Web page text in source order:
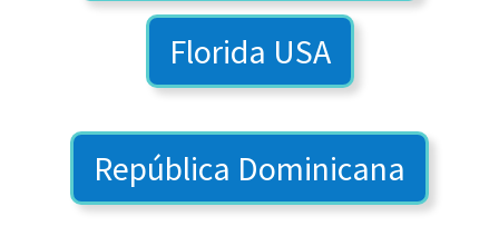
Florida USA
República Dominicana